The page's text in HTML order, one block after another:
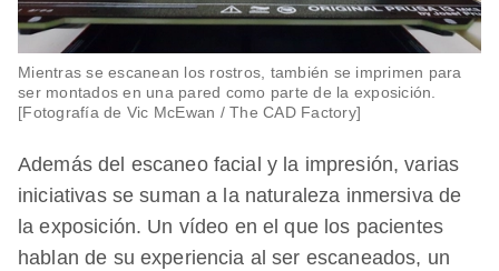
Mientras se escanean los rostros, también se imprimen para
ser montados en una pared como parte de la exposición.
[Fotografía de Vic McEwan / The CAD Factory]
Además del escaneo facial y la impresión, varias
iniciativas se suman a la naturaleza inmersiva de
la exposición. Un vídeo en el que los pacientes
hablan de su experiencia al ser escaneados, un